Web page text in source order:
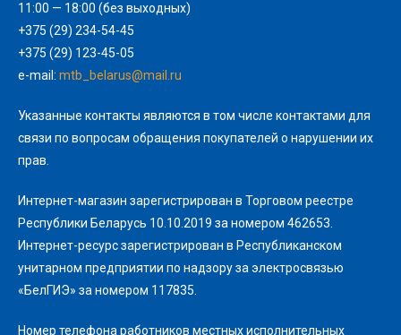
11:00 — 18:00 (без выходных)
+375 (29) 234-54-45
+375 (29) 123-45-05
e-mail: mtb_belarus@mail.ru
Указанные контакты являются в том числе контактами для
связи по вопросам обращения покупателей о нарушении их
прав.
Интернет-магазин зарегистрирован в Торговом реестре
Республики Беларусь 10.10.2019 за номером 462653.
Интернет-ресурс зарегистрирован в Республиканском
унитарном предприятии по надзору за электросвязью
«БелГИЭ» за номером 117835.
Номер телефона работников местных исполнительных